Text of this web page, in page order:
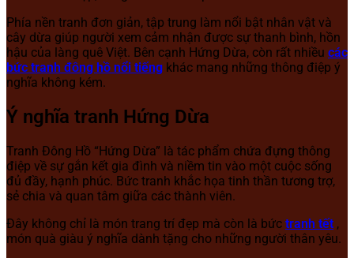
Phía nền tranh đơn giản, tập trung làm nổi bật nhân vật và
cây dừa giúp người xem cảm nhận được sự thanh bình, hồn
hậu của làng quê Việt. Bên cạnh Hứng Dừa, còn rất nhiều các
bức tranh đông hồ nổi tiếng khác mang những thông điệp ý
nghĩa không kém.
Ý nghĩa tranh Hứng Dừa
Tranh Đông Hồ “Hứng Dừa” là tác phẩm chứa đựng thông
điệp về sự gắn kết gia đình và niềm tin vào một cuộc sống
đủ đầy, hạnh phúc. Bức tranh khắc họa tinh thần tương trợ,
sẻ chia và quan tâm giữa các thành viên.
Đây không chỉ là món trang trí đẹp mà còn là bức tranh tết ,
món quà giàu ý nghĩa dành tặng cho những người thân yêu.